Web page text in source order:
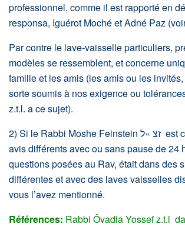
professionnel, comme il est rapporté en
responsa, Iguérot Moché et Adné Paz
Par contre le lave-vaisselle particuliers,
modèles se ressemblent, et concerne
famille et les amis (les amis ou les
sorte soumis à nos exigence ou
z.t.l. ​a ce sujet).
2) Si le Rabbi Moshe Feinstein זצ »ל est cité, dans deux
avis différents avec ou sans pause de 24
questions posées au Rav, était dans des
différentes et avec des laves vaisselles
vous l’avez mentionné.
Références: Rabbi Ôvadia Yossef z.t.l